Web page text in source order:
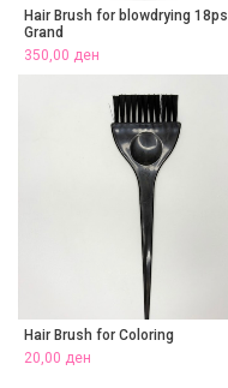
Hair Brush for blowdrying 18ps
Grand
350,00 ден
Hair Brush for Coloring
20,00 ден